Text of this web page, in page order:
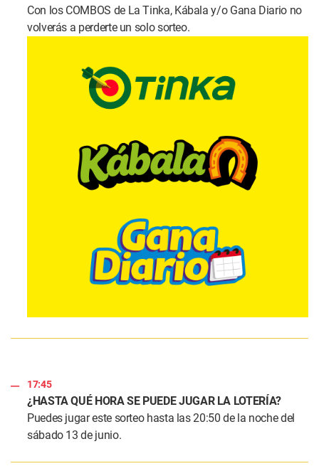
Con los COMBOS de La Tinka, Kábala y/o Gana Diario no
volverás a perderte un solo sorteo.
17:45
¿HASTA QUÉ HORA SE PUEDE JUGAR LA LOTERÍA?
Puedes jugar este sorteo hasta las 20:50 de la noche del
sábado 13 de junio.